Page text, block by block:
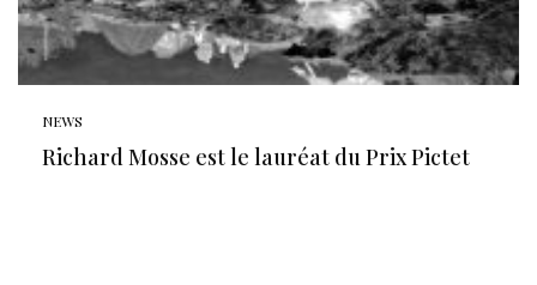
NEWS
Richard Mosse est le lauréat du Prix Pictet